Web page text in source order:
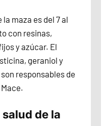
maza es del 7 al
con resinas,
y azúcar. El
geraniol y
responsables de
de la